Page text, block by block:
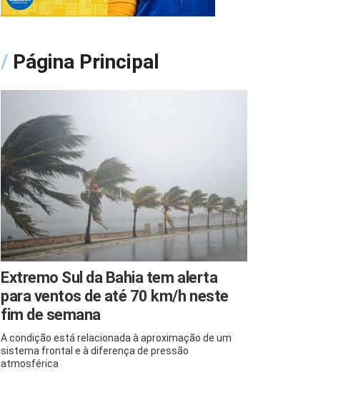
/ Página Principal
Extremo Sul da Bahia tem alerta
para ventos de até 70 km/h neste
fim de semana
A condição está relacionada à aproximação de um
sistema frontal e à diferença de pressão
atmosférica